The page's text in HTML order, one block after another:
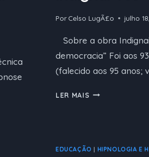
Por Celso LugÃ£o julho
Sobre a obra
democracia” Foi aos
(falecido aos 95 anos;
LER MAIS INDIGNAI-
EDUCAÇÃO | HIPNOLOGIA E